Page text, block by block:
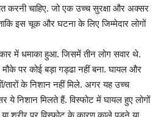
करनी चाहिए. जो एक उच्च सुरक्षा और अक्सर
इस चूक और घटना के लिए जिम्मेदार लोगों
में धमाका हुआ. जिसमें तीन लोग सवार थे.
पर कोई बड़ा गड्ढा नहीं बना. घायल और
के निशान नहीं मिले. अगर यह उच्च
ये निशान मिलते हैं. विस्फोट में घायल हुए लोगों
शरीर पर विस्फोट के कारण काले पड़ने या